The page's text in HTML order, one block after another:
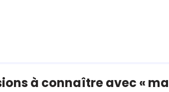
à connaître avec «